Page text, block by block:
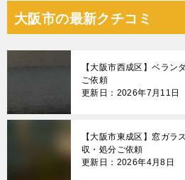
ナ
ビ
ゲ
ョ
大阪市の最新クチコミ
【大阪市西成区】ベラン
ご依頼
更新日：2026年7月11日
【大阪市東成区】窓ガラ
収・処分ご依頼
更新日：2026年4月8日